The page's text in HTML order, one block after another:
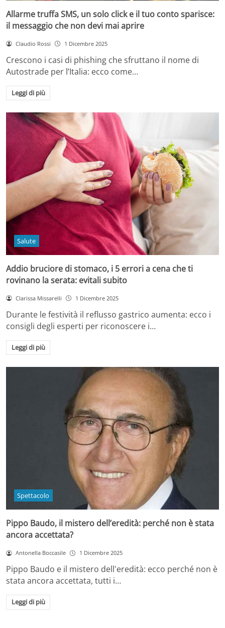
Allarme truffa SMS, un solo click e il tuo conto sparisce:
il messaggio che non devi mai aprire
Claudio Rossi 1 Dicembre 2025
Crescono i casi di phishing che sfruttano il nome di
Autostrade per l’Italia: ecco come…
Leggi di più
Salute
Addio bruciore di stomaco, i 5 errori a cena che ti
rovinano la serata: evitali subito
Clarissa Missarelli 1 Dicembre 2025
Durante le festività il reflusso gastrico aumenta: ecco i
consigli degli esperti per riconoscere i…
Leggi di più
Spettacolo
Pippo Baudo, il mistero dell’eredità: perché non è stata
ancora accettata?
Antonella Boccasile 1 Dicembre 2025
Pippo Baudo e il mistero dell'eredità: ecco perché non è
stata ancora accettata, tutti i…
Leggi di più